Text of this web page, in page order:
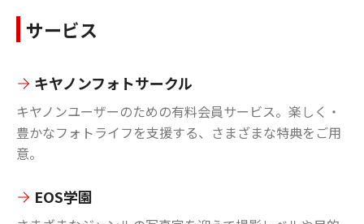
サービス
キヤノンフォトサークル
キヤノンユーザーのための有料会員サービス。楽しく・
豊かなフォトライフを支援する、さまざまな特典をご用
意。
EOS学園